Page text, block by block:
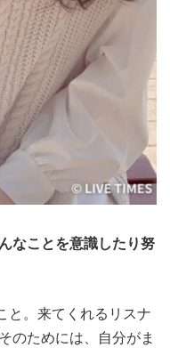
なことを意識したり努
と。来てくれるリスナ
のためには、自分がま